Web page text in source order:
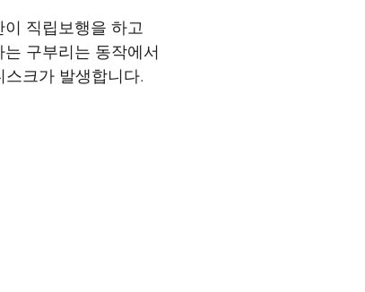
직립보행을 하고
구부리는 동작에서
스크가 발생합니다.